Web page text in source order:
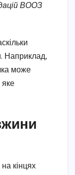
ВООЗ
Наприклад,
може
яке
кінцях